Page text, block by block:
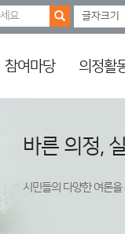
참여마당 의정활
바른 의정,
시민들의 다양한 여론